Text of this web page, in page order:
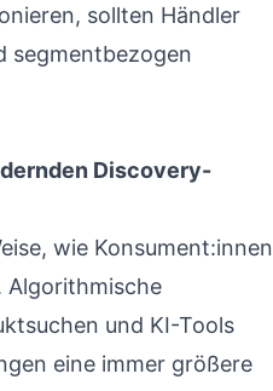
sollten Händler
segmentbezogen
Discovery-
wie Konsument:innen
Algorithmische
und KI-Tools
eine immer größere